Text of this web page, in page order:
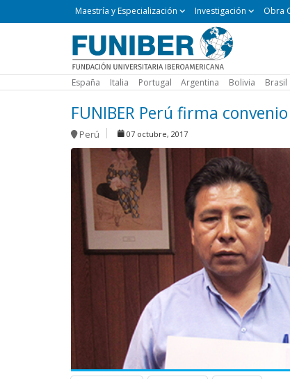
Maestría
Maestría y Especialización Investigación Obra
España Italia Portugal Argentina Bolivia Brasil
FUNIBER Perú firma
Perú 07 octubre, 2017